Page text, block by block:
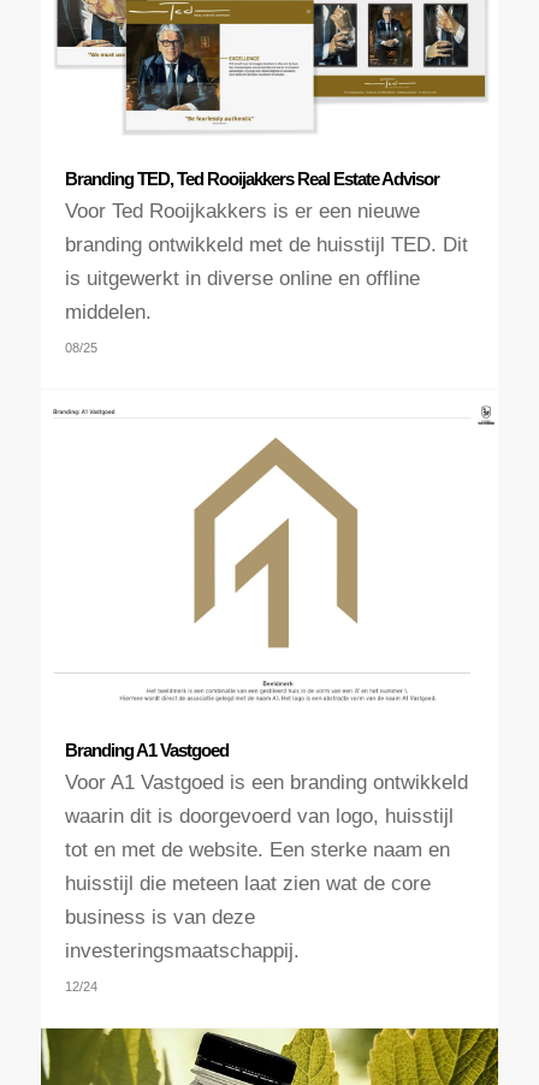
Branding TED, Ted Rooijakkers Real Estate Advisor
Voor Ted Rooijkakkers is er een nieuwe
branding ontwikkeld met de huisstijl TED. Dit
is uitgewerkt in diverse online en offline
middelen.
08/25
Branding A1 Vastgoed
Voor A1 Vastgoed is een branding ontwikkeld
waarin dit is doorgevoerd van logo, huisstijl
tot en met de website. Een sterke naam en
huisstijl die meteen laat zien wat de core
business is van deze
investeringsmaatschappij.
12/24